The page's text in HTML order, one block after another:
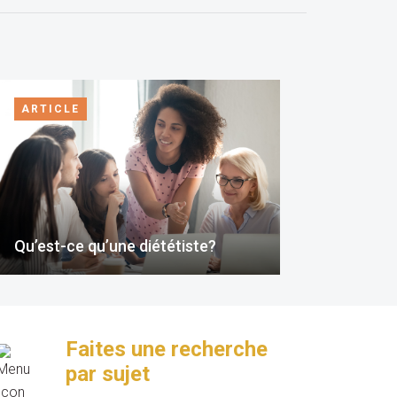
ARTICLE
Qu’est-ce qu’une diététiste?
Faites une recherche
par sujet